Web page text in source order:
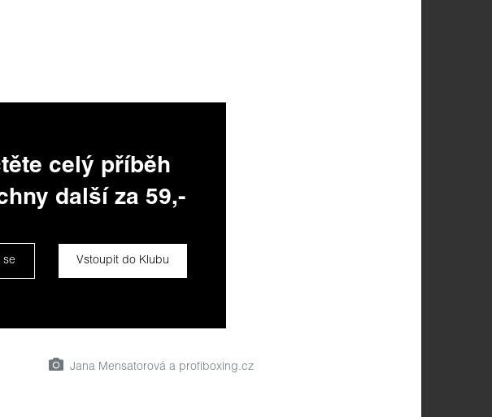
celý příběh
další za 59,-
se Vstoupit do Klubu
Jana Mensatorová a profiboxing.cz